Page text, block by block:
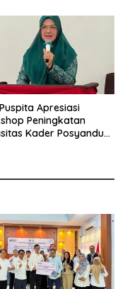
Apresiasi
Peningkatan
Kader Posyandu